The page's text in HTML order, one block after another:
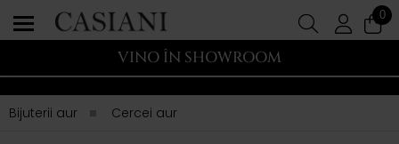
0
VINO ÎN SHOWROOM
Bijuterii aur Cercei aur